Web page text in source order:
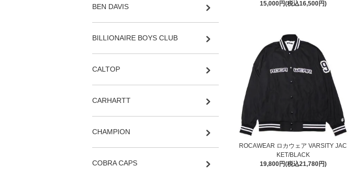
15,000円(税込16,500円)
ROCAWEAR ロカウェア VARSITY JAC
KET/BLACK
19,800円(税込21,780円)
BEN DAVIS
BILLIONAIRE BOYS CLUB
CALTOP
CARHARTT
CHAMPION
COBRA CAPS